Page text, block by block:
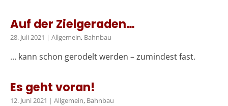
Auf der Zielgeraden…
28. Juli 2021 | Allgemein, Bahnbau
… kann schon gerodelt werden – zumindest fast.
Es geht voran!
12. Juni 2021 | Allgemein, Bahnbau